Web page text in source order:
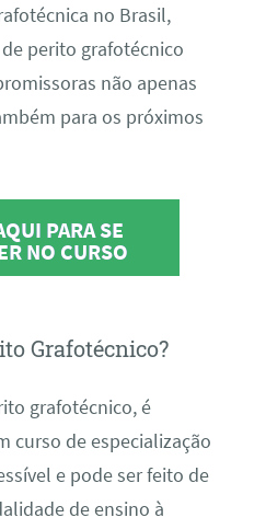
no Brasil,
perito grafotécnico
não apenas
para os próximos
PARA SE
NO CURSO
Grafotécnico?
grafotécnico, é
curso de especialização
e pode ser feito de
de ensino à